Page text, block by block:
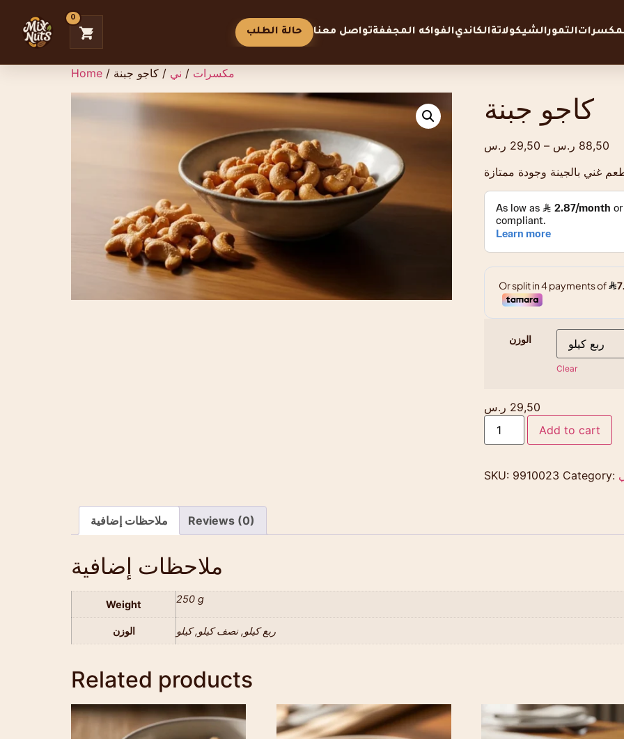
التمورالشيكولاتةالكانديالفواكه المجففةتواصل معنا حالة الطلب
0
Home / مكسرات / ني / كاجو جبنة
كاجو جبنة
29,50 ر.س – 88,50 ر.س
غني بالجينة وجودة ممتازة
الوزن
Clear
29,50 ر.س
Add to cart
SKU: 9910023 Category:
ملاحظات إضافية Reviews (0)
ملاحظات إضافية
Weight 250 g
الوزن ربع كيلو, نصف كيلو, كيلو
Related products